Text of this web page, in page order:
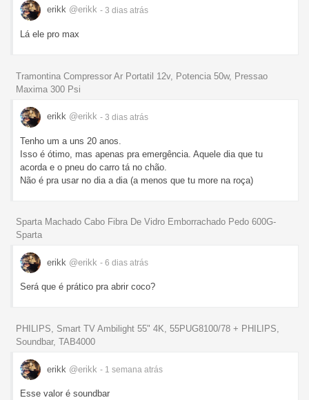
erikk @erikk - 3 dias atrás
Lá ele pro max
Tramontina Compressor Ar Portatil 12v, Potencia 50w, Pressao
Maxima 300 Psi
erikk @erikk - 3 dias atrás
Tenho um a uns 20 anos.
Isso é ótimo, mas apenas pra emergência. Aquele dia que tu
acorda e o pneu do carro tá no chão.
Não é pra usar no dia a dia (a menos que tu more na roça)
Sparta Machado Cabo Fibra De Vidro Emborrachado Pedo 600G-
Sparta
erikk @erikk - 6 dias atrás
Será que é prático pra abrir coco?
PHILIPS, Smart TV Ambilight 55" 4K, 55PUG8100/78 + PHILIPS,
Soundbar, TAB4000
erikk @erikk - 1 semana atrás
Esse valor é soundbar